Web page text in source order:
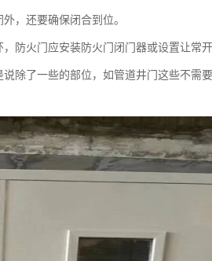
，还要确保闭合到位。
防火门应安装防火门闭门器或设置让常
除了一些的部位，如管道井门这些不需